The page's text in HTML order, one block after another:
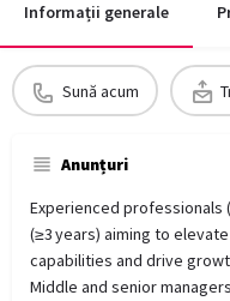
Informații generale
Sună acum
Anunțuri
Experienced professionals
(≥3 years) aiming to
capabilities and drive
Middle and senior